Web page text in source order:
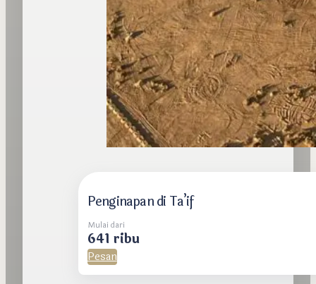
Penginapan di Ta’if
Mulai dari
641 ribu
Pesan